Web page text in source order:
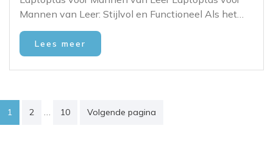
Mannen van Leer: Stijlvol en Functioneel Als het…
Lees meer
Posts
1 2 10 Volgende pagina